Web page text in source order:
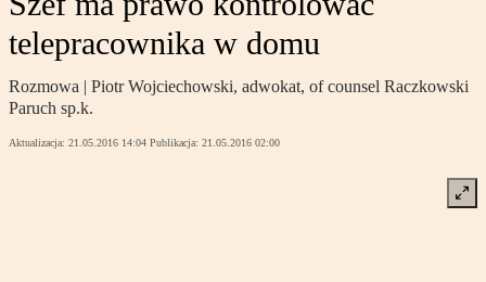
telepracownika w domu
Rozmowa | Piotr Wojciechowski, adwokat, of counsel Raczkowski
Paruch sp.k.
Aktualizacja: 21.05.2016 14:04 Publikacja: 21.05.2016 02:00